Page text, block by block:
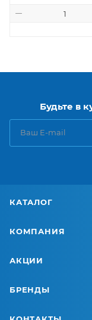
Будьте в
КАТАЛОГ
КОМПАНИЯ
АКЦИИ
БРЕНДЫ